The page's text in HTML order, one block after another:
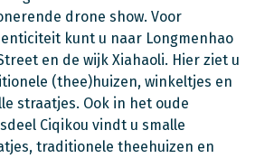
drone show. Voor
kunt u naar Longmenhao
en de wijk Xiahaoli. Hier ziet u
(thee)huizen, winkeltjes en
straatjes. Ook in het oude
Ciqikou vindt u smalle
traditionele theehuizen en